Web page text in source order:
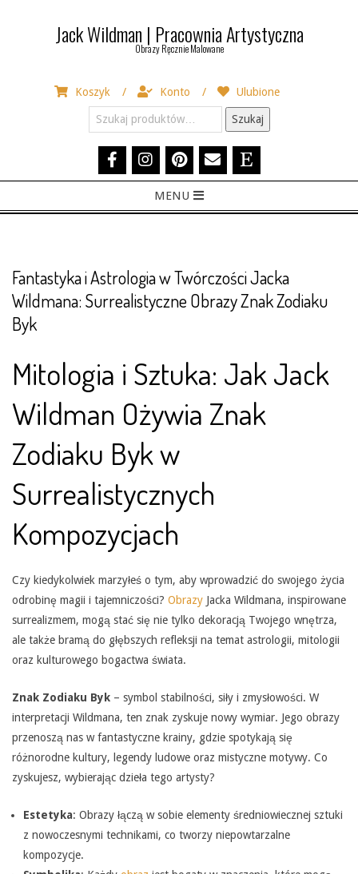
Jack Wildman | Pracownia Artystyczna
Obrazy Ręcznie Malowane
Koszyk Konto
Ulubione
Szukaj:
Szukaj
Navigation
MENU
Fantastyka i Astrologia w Twórczości Jacka
Wildmana: Surrealistyczne Obrazy Znak Zodiaku
Byk
Mitologia i Sztuka: Jak Jack
Wildman Ożywia Znak
Zodiaku Byk w
Surrealistycznych
Kompozycjach
Czy kiedykolwiek marzyłeś o tym, aby wprowadzić do swojego życia
odrobinę magii i tajemniczości? Obrazy Jacka Wildmana, inspirowane
surrealizmem, mogą stać się nie tylko dekoracją Twojego wnętrza,
ale także bramą do głębszych refleksji na temat astrologii, mitologii
oraz kulturowego bogactwa świata.
Znak Zodiaku Byk – symbol stabilności, siły i zmysłowości. W
interpretacji Wildmana, ten znak zyskuje nowy wymiar. Jego obrazy
przenoszą nas w fantastyczne krainy, gdzie spotykają się
różnorodne kultury, legendy ludowe oraz mistyczne motywy. Co
zyskujesz, wybierając dzieła tego artysty?
Estetyka: Obrazy łączą w sobie elementy średniowiecznej sztuki
z nowoczesnymi technikami, co tworzy niepowtarzalne
kompozycje.